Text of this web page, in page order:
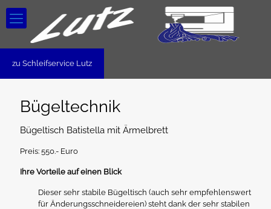
zu Schleifservice Lutz
Bügeltechnik
Bügeltisch Batistella mit Ärmelbrett
Preis: 550.- Euro
Ihre Vorteile auf einen Blick
Dieser sehr stabile Bügeltisch (auch sehr empfehlenswert
für Änderungsschneidereien) steht dank der sehr stabilen